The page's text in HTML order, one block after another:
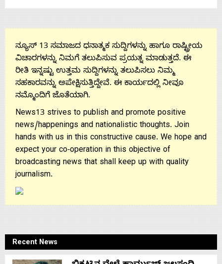
ನ್ಯೂಸ್ 13 ಸಮಾಜದ ಧನಾತ್ಮಕ ಸುದ್ದಿಗಳನ್ನು ಹಾಗೂ ರಾಷ್ಟ್ರೀಯ
ವಿಚಾರಗಳನ್ನು ನಿಮಗೆ ತಲುಪಿಸುವ ಪ್ರಯತ್ನ ಮಾಡುತ್ತದೆ. ಈ
ರೀತಿ ಇನ್ನಷ್ಟು ಉತ್ತಮ ಸುದ್ದಿಗಳನ್ನು ತಲುಪಿಸಲು ನಿಮ್ಮ
ಸಹಕಾರವನ್ನು ಅಪೇಕ್ಷಿಸುತ್ತಿದ್ದೇವೆ. ಈ ಕಾರ್ಯದಲ್ಲಿ ನೀವೂ
ನಮ್ಮೊಂದಿಗೆ ಜೊತೆಯಾಗಿ.
News13 strives to publish and promote positive
news/happenings and nationalistic thoughts. Join
hands with us in this constructive cause. We hope and
expect your co-operation in this objective of
broadcasting news that shall keep up with quality
journalism.
Recent News